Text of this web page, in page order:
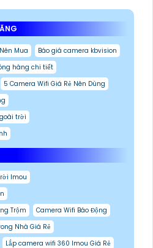
Mua
Báo giá camera kbvision
hàng chi tiết
5 Camera Wifi Giá Rẻ Nên Dùng
trời
Imou
Trộm
Camera Wifi Báo Động
Nhà Giá Rẻ
Lắp camera wifi 360 Imou Giá Rẻ